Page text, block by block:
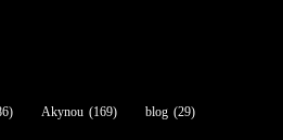
Akynou (169) blog (29)